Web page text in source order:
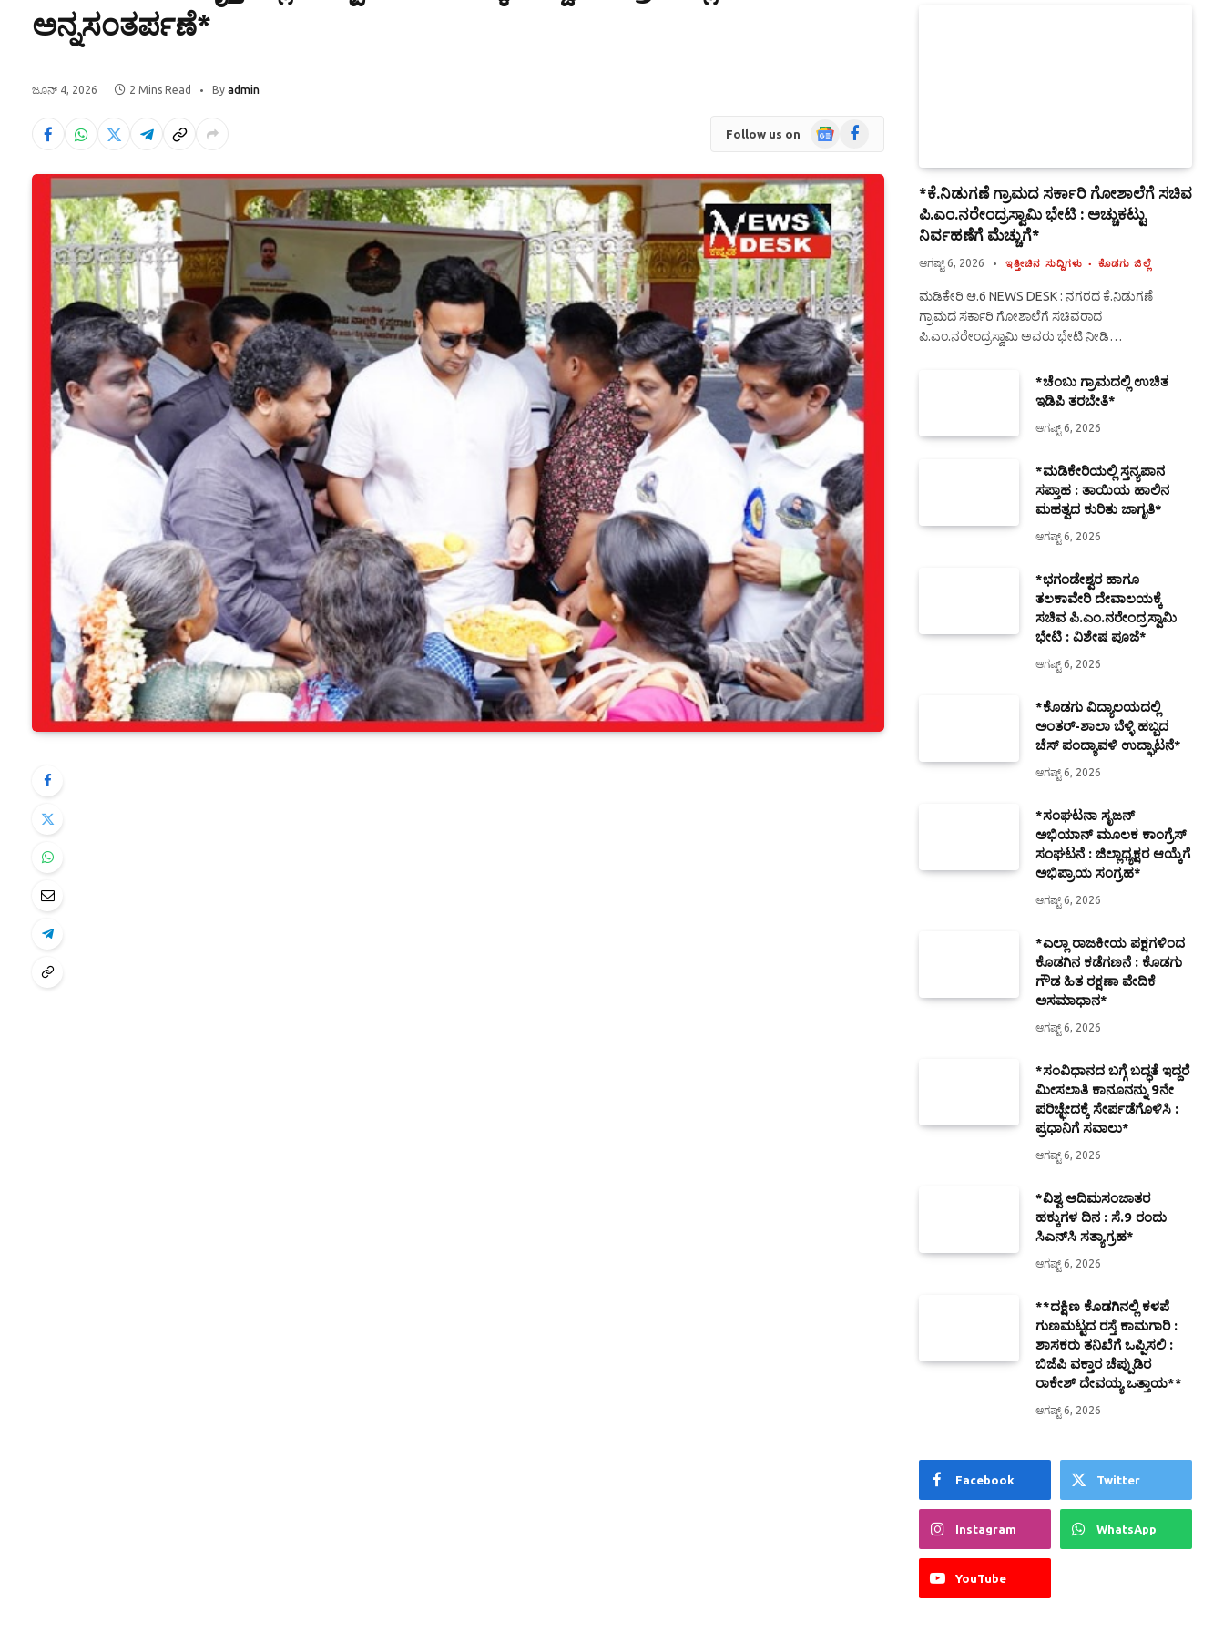
ಅನ್ನಸಂತರ್ಪಣೆ*
ಜೂನ್ 4, 2026 2 Mins Read By admin
Follow us on
GoogleFacebook
*ಕೆ.ನಿಡುಗಣೆ ಗ್ರಾಮದ ಸರ್ಕಾರಿ ಗೋಶಾಲೆಗೆ ಸಚಿವ
ಪಿ.ಎಂ.ನರೇಂದ್ರಸ್ವಾಮಿ ಭೇಟಿ : ಅಚ್ಚುಕಟ್ಟು
ನಿರ್ವಹಣೆಗೆ ಮೆಚ್ಚುಗೆ*
ಆಗಷ್ಟ್ 6, 2026 ಇತ್ತೀಚಿನ ಸುದ್ದಿಗಳು ಕೊಡಗು ಜಿಲ್ಲೆ
ಮಡಿಕೇರಿ ಆ.6 NEWS DESK : ನಗರದ ಕೆ.ನಿಡುಗಣೆ
ಗ್ರಾಮದ ಸರ್ಕಾರಿ ಗೋಶಾಲೆಗೆ ಸಚಿವರಾದ
ಪಿ.ಎಂ.ನರೇಂದ್ರಸ್ವಾಮಿ ಅವರು ಭೇಟಿ ನೀಡಿ…
*ಚೆಂಬು ಗ್ರಾಮದಲ್ಲಿ ಉಚಿತ
ಇಡಿಪಿ ತರಬೇತಿ*
ಆಗಷ್ಟ್ 6, 2026
*ಮಡಿಕೇರಿಯಲ್ಲಿ ಸ್ತನ್ಯಪಾನ
ಸಪ್ತಾಹ : ತಾಯಿಯ ಹಾಲಿನ
ಮಹತ್ವದ ಕುರಿತು ಜಾಗೃತಿ*
ಆಗಷ್ಟ್ 6, 2026
*ಭಗಂಡೇಶ್ವರ ಹಾಗೂ
ತಲಕಾವೇರಿ ದೇವಾಲಯಕ್ಕೆ
ಸಚಿವ ಪಿ.ಎಂ.ನರೇಂದ್ರಸ್ವಾಮಿ
ಭೇಟಿ : ವಿಶೇಷ ಪೂಜೆ*
ಆಗಷ್ಟ್ 6, 2026
*ಕೊಡಗು ವಿದ್ಯಾಲಯದಲ್ಲಿ
ಅಂತರ್-ಶಾಲಾ ಬೆಳ್ಳಿ ಹಬ್ಬದ
ಚೆಸ್ ಪಂದ್ಯಾವಳಿ ಉದ್ಘಾಟನೆ*
ಆಗಷ್ಟ್ 6, 2026
*ಸಂಘಟನಾ ಸೃಜನ್
ಅಭಿಯಾನ್ ಮೂಲಕ ಕಾಂಗ್ರೆಸ್
ಸಂಘಟನೆ : ಜಿಲ್ಲಾಧ್ಯಕ್ಷರ ಆಯ್ಕೆಗೆ
ಅಭಿಪ್ರಾಯ ಸಂಗ್ರಹ*
ಆಗಷ್ಟ್ 6, 2026
*ಎಲ್ಲಾ ರಾಜಕೀಯ ಪಕ್ಷಗಳಿಂದ
ಕೊಡಗಿನ ಕಡೆಗಣನೆ : ಕೊಡಗು
ಗೌಡ ಹಿತ ರಕ್ಷಣಾ ವೇದಿಕೆ
ಅಸಮಾಧಾನ*
ಆಗಷ್ಟ್ 6, 2026
*ಸಂವಿಧಾನದ ಬಗ್ಗೆ ಬದ್ಧತೆ ಇದ್ದರೆ
ಮೀಸಲಾತಿ ಕಾನೂನನ್ನು 9ನೇ
ಪರಿಚ್ಛೇದಕ್ಕೆ ಸೇರ್ಪಡೆಗೊಳಿಸಿ :
ಪ್ರಧಾನಿಗೆ ಸವಾಲು*
ಆಗಷ್ಟ್ 6, 2026
*ವಿಶ್ವ ಆದಿಮಸಂಜಾತರ
ಹಕ್ಕುಗಳ ದಿನ : ಸೆ.9 ರಂದು
ಸಿಎನ್‌ಸಿ ಸತ್ಯಾಗ್ರಹ*
ಆಗಷ್ಟ್ 6, 2026
**ದಕ್ಷಿಣ ಕೊಡಗಿನಲ್ಲಿ ಕಳಪೆ
ಗುಣಮಟ್ಟದ ರಸ್ತೆ ಕಾಮಗಾರಿ :
ಶಾಸಕರು ತನಿಖೆಗೆ ಒಪ್ಪಿಸಲಿ :
ಬಿಜೆಪಿ ವಕ್ತಾರ ಚೆಪ್ಪುಡಿರ
ರಾಕೇಶ್ ದೇವಯ್ಯ ಒತ್ತಾಯ**
ಆಗಷ್ಟ್ 6, 2026
Facebook Twitter
Instagram WhatsApp
YouTube